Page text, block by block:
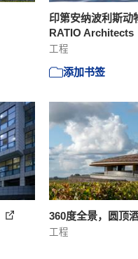
印第安纳波利斯动
RATIO Architects
工程
添加书签
360度全景，圆顶
工程